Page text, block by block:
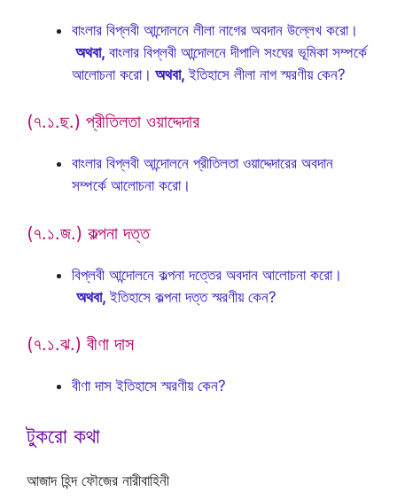
বাংলার বিপ্লবী আন্দোলনে লীলা নাগের অবদান উল্লেখ করো।
অথবা, বাংলার বিপ্লবী আন্দোলনে দীপালি সংঘের ভূমিকা সম্পর্কে
আলোচনা করো। অথবা,ইতিহাসে লীলা নাগ স্মরণীয় কেন?
(৭.১.ছ.) প্রীতিলতা ওয়াদ্দেদার
বাংলার বিপ্লবী আন্দোলনে প্রীতিলতা ওয়াদ্দেদারের অবদান
সম্পর্কে আলোচনা করো।
(৭.১.জ.) কল্পনা দত্ত
বিপ্লবী আন্দোলনে কল্পনা দত্তের অবদান আলোচনা করো।
অথবা,ইতিহাসে কল্পনা দত্ত স্মরণীয় কেন?
(৭.১.ঝ.) বীণা দাস
বীণা দাস ইতিহাসে স্মরণীয় কেন?
টুকরো কথা
আজাদ হিন্দ ফৌজের নারীবাহিনী